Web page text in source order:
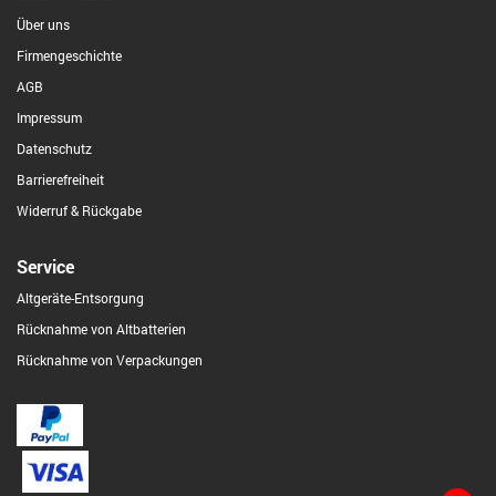
Über uns
Firmengeschichte
AGB
Impressum
Datenschutz
Barrierefreiheit
Widerruf & Rückgabe
Service
Altgeräte-Entsorgung
Rücknahme von Altbatterien
Rücknahme von Verpackungen